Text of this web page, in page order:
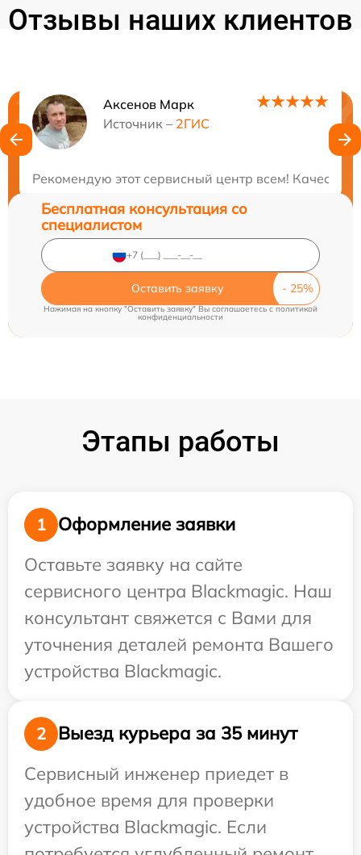
Отзывы наших клиентов
Аксенов Марк
Источник – 2ГИС
Рекомендую этот сервисный центр всем!
Нужна консультация?
Бесплатная консультация со
специалистом
Оставить заявку
Нажимая на кнопку "Оставить заявку" Вы соглашаетесь cполитикой
конфиденциальности
Этапы работы
1
Оформление заявки
Оставьте заявку на сайте
сервисного центра Blackmagic. Наш
консультант свяжется с Вами для
уточнения деталей ремонта Вашего
устройства Blackmagic.
2
Выезд курьера за 35 минут
Сервисный инженер приедет в
удобное время для проверки
устройства Blackmagic. Если